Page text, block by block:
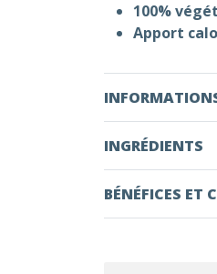
100%
Apport
INGRÉDIENTS
BÉNÉFICES ET